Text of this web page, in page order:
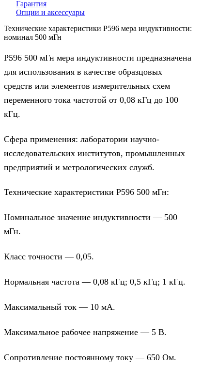
Гарантия
Опции и аксессуары
Технические характеристики Р596 мера индуктивности:
номинал 500 мГн
Р596 500 мГн мера индуктивности предназначена
для использования в качестве образцовых
средств или элементов измерительных схем
переменного тока частотой от 0,08 кГц до 100
кГц.
Сфера применения: лаборатории научно-
исследовательских институтов, промышленных
предприятий и метрологических служб.
Технические характеристики Р596 500 мГн:
Номинальное значение индуктивности — 500
мГн.
Класс точности — 0,05.
Нормальная частота — 0,08 кГц; 0,5 кГц; 1 кГц.
Максимальный ток — 10 мА.
Максимальное рабочее напряжение — 5 В.
Сопротивление постоянному току — 650 Ом.